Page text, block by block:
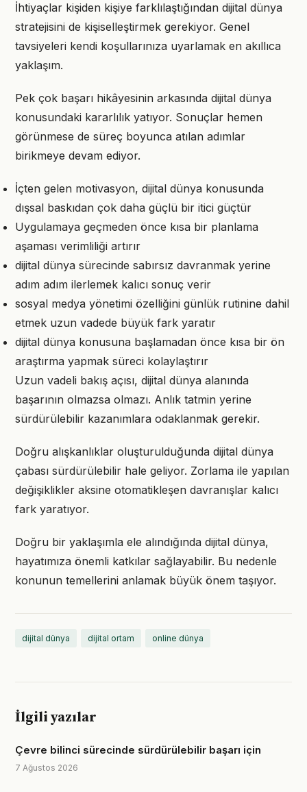
İhtiyaçlar kişiden kişiye farklılaştığından dijital dünya
stratejisini de kişiselleştirmek gerekiyor. Genel
tavsiyeleri kendi koşullarınıza uyarlamak en akıllıca
yaklaşım.
Pek çok başarı hikâyesinin arkasında dijital dünya
konusundaki kararlılık yatıyor. Sonuçlar hemen
görünmese de süreç boyunca atılan adımlar
birikmeye devam ediyor.
İçten gelen motivasyon, dijital dünya konusunda
dışsal baskıdan çok daha güçlü bir itici güçtür
Uygulamaya geçmeden önce kısa bir planlama
aşaması verimliliği artırır
dijital dünya sürecinde sabırsız davranmak yerine
adım adım ilerlemek kalıcı sonuç verir
sosyal medya yönetimi özelliğini günlük rutinine dahil
etmek uzun vadede büyük fark yaratır
dijital dünya konusuna başlamadan önce kısa bir ön
araştırma yapmak süreci kolaylaştırır
Uzun vadeli bakış açısı, dijital dünya alanında
başarının olmazsa olmazı. Anlık tatmin yerine
sürdürülebilir kazanımlara odaklanmak gerekir.
Doğru alışkanlıklar oluşturulduğunda dijital dünya
çabası sürdürülebilir hale geliyor. Zorlama ile yapılan
değişiklikler aksine otomatikleşen davranışlar kalıcı
fark yaratıyor.
Doğru bir yaklaşımla ele alındığında dijital dünya,
hayatımıza önemli katkılar sağlayabilir. Bu nedenle
konunun temellerini anlamak büyük önem taşıyor.
dijital dünya dijital ortam online dünya
İlgili yazılar
Çevre bilinci sürecinde sürdürülebilir başarı için
7 Ağustos 2026